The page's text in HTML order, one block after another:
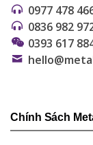
0977 478
0836 982
0393 617
Chính Sách